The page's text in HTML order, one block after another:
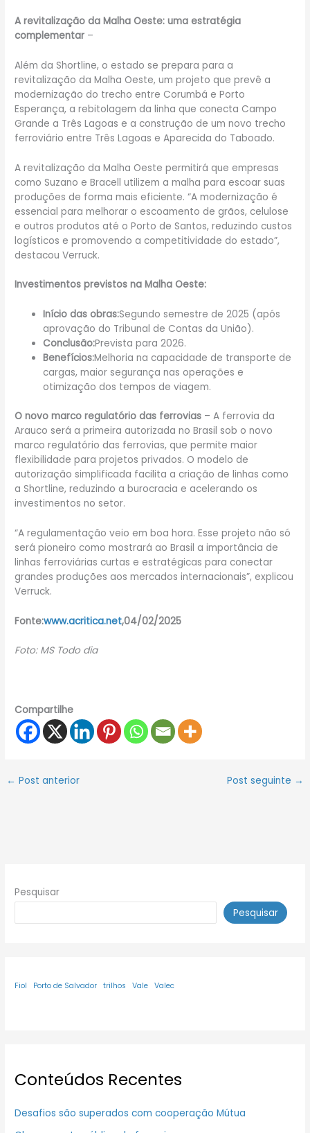
A revitalização da Malha Oeste: uma estratégia
complementar –
Além da Shortline, o estado se prepara para a
revitalização da Malha Oeste, um projeto que prevê a
modernização do trecho entre Corumbá e Porto
Esperança, a rebitolagem da linha que conecta Campo
Grande a Três Lagoas e a construção de um novo trecho
ferroviário entre Três Lagoas e Aparecida do Taboado.
A revitalização da Malha Oeste permitirá que empresas
como Suzano e Bracell utilizem a malha para escoar suas
produções de forma mais eficiente. “A modernização é
essencial para melhorar o escoamento de grãos, celulose
e outros produtos até o Porto de Santos, reduzindo custos
logísticos e promovendo a competitividade do estado”,
destacou Verruck.
Investimentos previstos na Malha Oeste:
Início das obras:Segundo semestre de 2025 (após
aprovação do Tribunal de Contas da União).
Conclusão:Prevista para 2026.
Benefícios:Melhoria na capacidade de transporte de
cargas, maior segurança nas operações e
otimização dos tempos de viagem.
O novo marco regulatório das ferrovias – A ferrovia da
Arauco será a primeira autorizada no Brasil sob o novo
marco regulatório das ferrovias, que permite maior
flexibilidade para projetos privados. O modelo de
autorização simplificada facilita a criação de linhas como
a Shortline, reduzindo a burocracia e acelerando os
investimentos no setor.
“A regulamentação veio em boa hora. Esse projeto não só
será pioneiro como mostrará ao Brasil a importância de
linhas ferroviárias curtas e estratégicas para conectar
grandes produções aos mercados internacionais”, explicou
Verruck.
Fonte:www.acritica.net,04/02/2025
Foto: MS Todo dia
Compartilhe
← Post anterior Post seguinte →
Pesquisar
Pesquisar
Fiol Porto de Salvador trilhos Vale Valec
Conteúdos Recentes
Desafios são superados com cooperação Mútua